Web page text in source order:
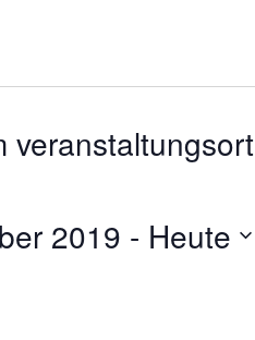
veranstaltungsort
2019 - Heute